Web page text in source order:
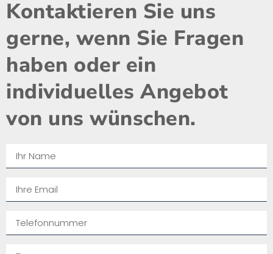
Kontaktieren Sie uns
gerne, wenn Sie Fragen
haben oder ein
individuelles Angebot
von uns wünschen.​